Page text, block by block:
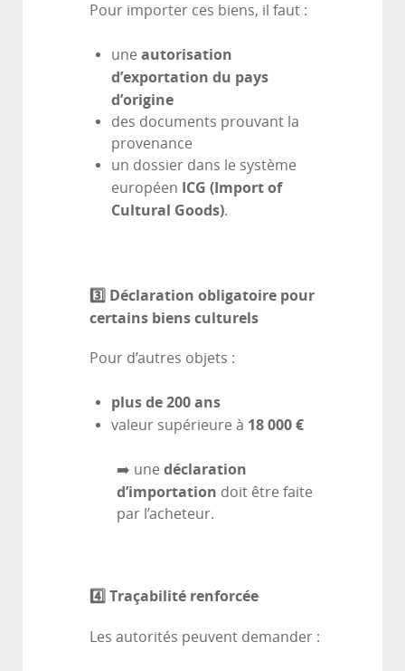
Pour importer ces biens, il faut :
une autorisation
d’exportation du pays
d’origine
des documents prouvant la
provenance
un dossier dans le système
européen ICG (Import of
Cultural Goods).
3️ ⃣ Déclaration obligatoire pour
certains biens culturels
Pour d’autres objets :
plus de 200 ans
valeur supérieure à 18 000 €
➡️ une déclaration
d’importation doit être faite
par l’acheteur.
4️⃣ Traçabilité renforcée
Les autorités peuvent demander :